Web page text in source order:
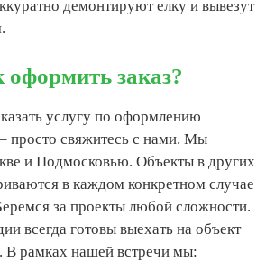
демонтируют елку и вывезут
оформить заказ?
услугу по оформлению
просто свяжитесь с нами. Мы
и Подмосковью. Объекты в других
в каждом конкретном случае
за проекты любой сложности.
всегда готовы выехать на объект
В рамках нашей встречи мы: